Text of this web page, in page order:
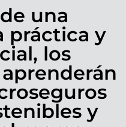
una
práctica y
los
y